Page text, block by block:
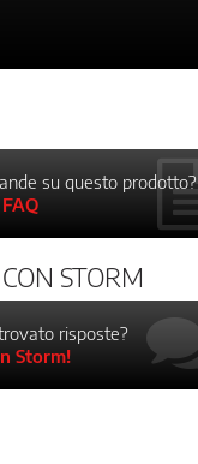
su questo prodotto?
STORM
risposte?
Storm!